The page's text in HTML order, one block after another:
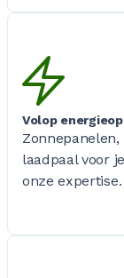
Volop
laadpaal voor
onze expertise.